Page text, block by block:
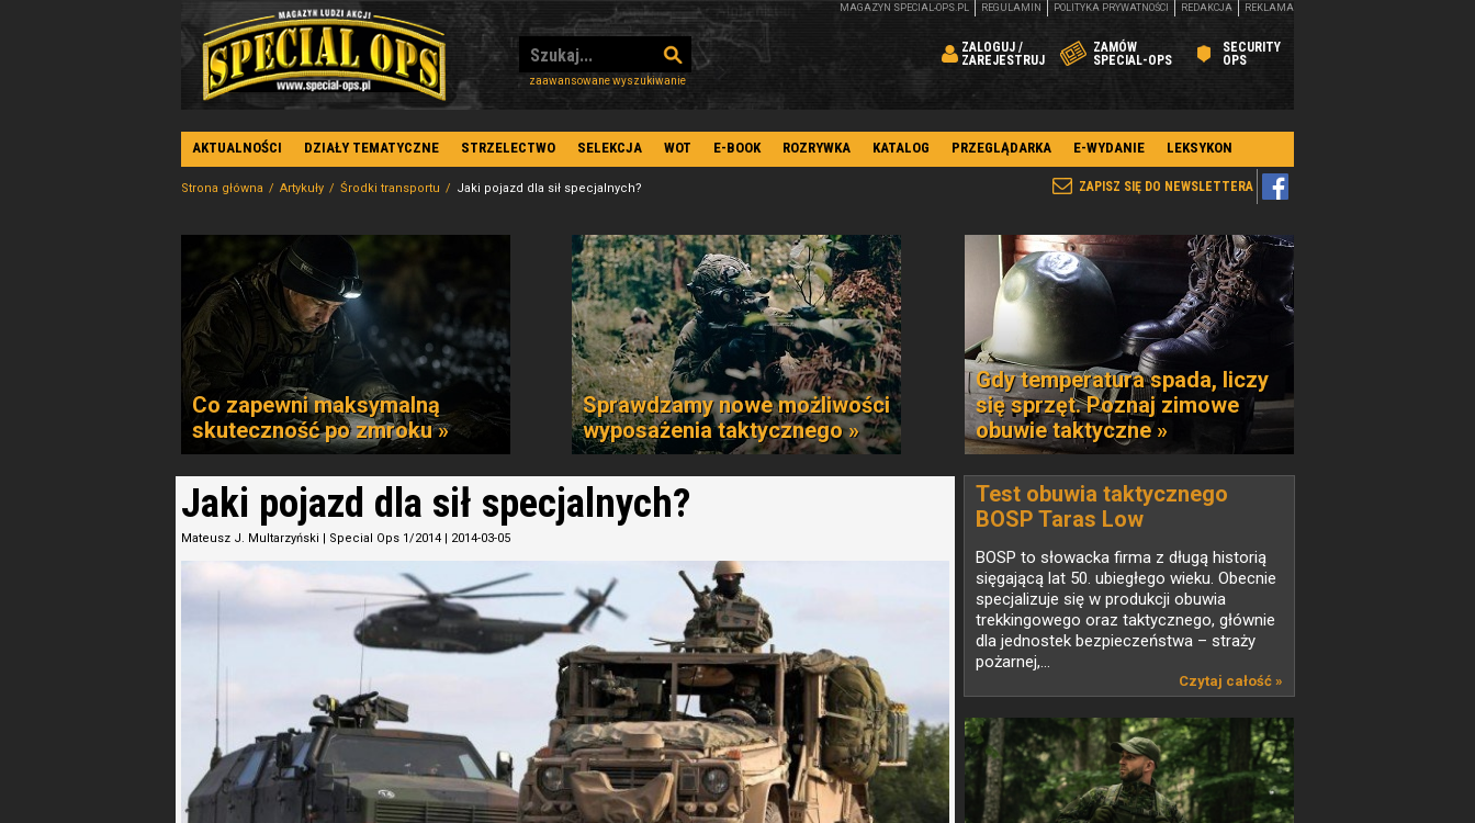
zaawansowane wyszukiwanie
ZALOGUJ /
ZAREJESTRUJ
ZAMÓW
SPECIAL-OPS
SECURITY
OPS
MAGAZYN SPECIAL-OPS.PL REGULAMIN POLITYKA PRYWATNOŚCI REDAKCJA REKLAMA
AKTUALNOŚCI DZIAŁY TEMATYCZNE STRZELECTWO SELEKCJA WOT E-BOOK ROZRYWKA KATALOG PRZEGLĄDARKA E-WYDANIE LEKSYKON
ZAPISZ SIĘ DO NEWSLETTERA
Strona główna Artykuły Środki transportu Jaki pojazd dla sił specjalnych?
Co zapewni maksymalną
skuteczność po zmroku »
Sprawdzamy nowe możliwości
wyposażenia taktycznego »
Gdy temperatura spada, liczy
się sprzęt. Poznaj zimowe
obuwie taktyczne »
Jaki pojazd dla sił specjalnych?
Mateusz J. Multarzyński | Special Ops 1/2014 | 2014-03-05
Test obuwia taktycznego
BOSP Taras Low
BOSP to słowacka firma z długą historią
sięgającą lat 50. ubiegłego wieku. Obecnie
specjalizuje się w produkcji obuwia
trekkingowego oraz taktycznego, głównie
dla jednostek bezpieczeństwa – straży
pożarnej,...
Czytaj całość »